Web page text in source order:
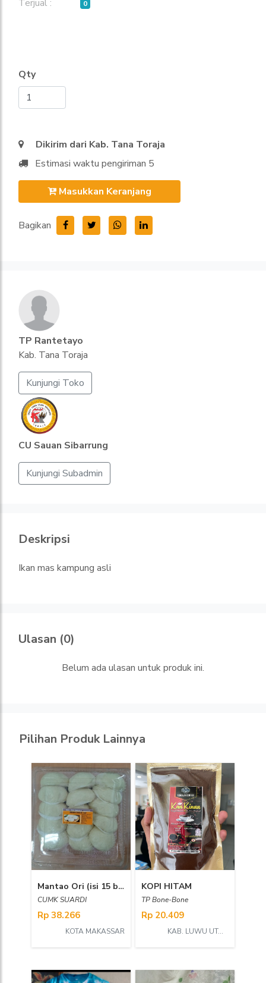
Terjual : 0
Qty
Dikirim dari Kab. Tana Toraja
Estimasi waktu pengiriman 5
Masukkan Keranjang
Bagikan
TP Rantetayo
Kab. Tana Toraja
Kunjungi Toko
CU Sauan Sibarrung
Kunjungi Subadmin
Deskripsi
Ikan mas kampung asli
Ulasan (0)
Belum ada ulasan untuk produk ini.
Pilihan Produk Lainnya
Mantao Ori (isi 15 biji)
CUMK SUARDI
Rp 38.266
KOTA MAKASSAR
KOPI HITAM
TP Bone-Bone
Rp 20.409
KAB. LUWU UTARA